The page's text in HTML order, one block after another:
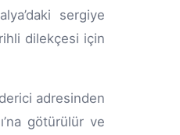
sergiye
dilekçesi için
adresinden
götürülür ve